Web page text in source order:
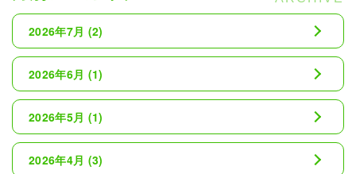
2026年7月 (2)
2026年6月 (1)
2026年5月 (1)
2026年4月 (3)